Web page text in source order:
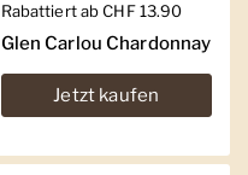
Regulärer Preis
Rabattiert ab CHF 13.90
Glen Carlou Chardonnay
Jetzt kaufen